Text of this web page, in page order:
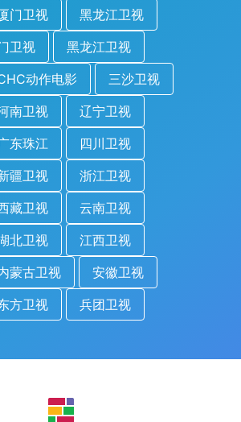
门卫视
黑龙江卫视
卫视
黑龙江卫视
动作电影
三沙卫视
南卫视
辽宁卫视
东珠江
四川卫视
疆卫视
浙江卫视
藏卫视
云南卫视
北卫视
江西卫视
蒙古卫视
安徽卫视
方卫视 兵团卫视